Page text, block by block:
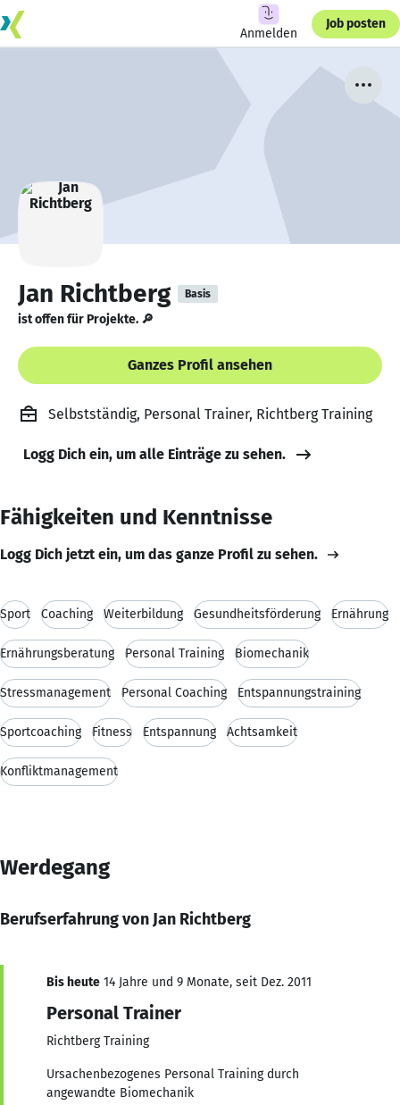
Anmelden
Job posten
Jan Richtberg Basis
ist offen für Projekte. 🔎
Ganzes Profil ansehen
Selbstständig, Personal Trainer, Richtberg Training
Logg Dich ein, um alle Einträge zu sehen.
Fähigkeiten und Kenntnisse
Logg Dich jetzt ein, um das ganze Profil zu sehen.
Sport Coaching Weiterbildung Gesundheitsförderung Ernährung
Ernährungsberatung Personal Training Biomechanik
Stressmanagement Personal Coaching Entspannungstraining
Sportcoaching Fitness Entspannung Achtsamkeit
Konfliktmanagement
Werdegang
Berufserfahrung von Jan Richtberg
Bis heute 14 Jahre und 9 Monate, seit Dez. 2011
Personal Trainer
Richtberg Training
Ursachenbezogenes Personal Training durch
angewandte Biomechanik